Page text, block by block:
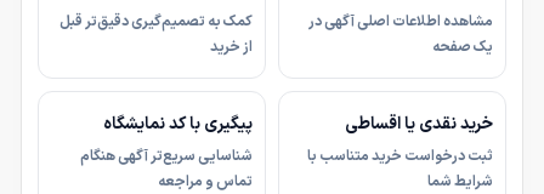
مشاهده اطلاعات اصلی آگهی در
یک صفحه
کمک به تصمیم‌گیری دقیق‌تر قبل
از خرید
خرید نقدی یا اقساطی
ثبت درخواست خرید متناسب با
شرایط شما
پیگیری با کد نمایشگاه
شناسایی سریع‌تر آگهی هنگام
تماس و مراجعه